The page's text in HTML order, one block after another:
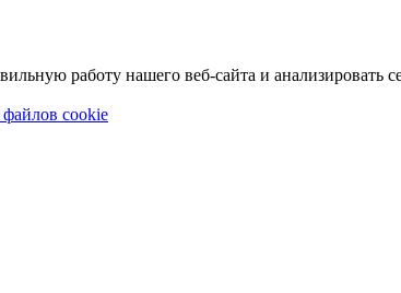
работу нашего веб-сайта и анализировать
cookie